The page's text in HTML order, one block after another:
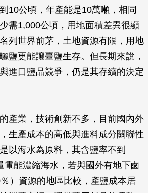
10公頃，年產能是10萬噸，相同
需1,000公頃，用地面積差異很顯
列世界前茅，土地資源有限，用地
鹽更能讓臺鹽生存。但長期來說，
進口鹽品競爭，仍是其存續的決定
產業，技術創新不多，目前國內外
生產成本的高低與進料成分關聯性
以海水為原料，其含鹽率不到
電能濃縮海水，若與國外有地下鹵
）資源的地區比較，產鹽成本居